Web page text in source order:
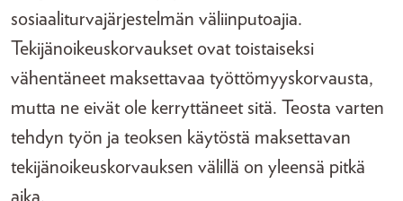
sosiaaliturvajärjestelmän väliinputoajia.
Tekijänoikeuskorvaukset ovat toistaiseksi
vähentäneet maksettavaa työttömyyskorvausta,
mutta ne eivät ole kerryttäneet sitä. Teosta varten
tehdyn työn ja teoksen käytöstä maksettavan
tekijänoikeuskorvauksen välillä on yleensä pitkä
aika.